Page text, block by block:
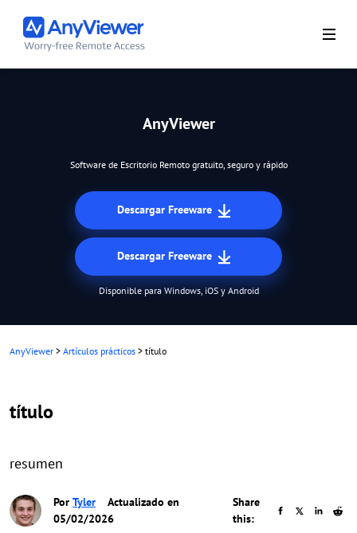
AnyViewer
Software de Escritorio Remoto gratuito, seguro y rápido
Descargar Freeware
Descargar Freeware
Disponible para Windows, iOS y Android
AnyViewer > Artículos prácticos > título
título
resumen
Por Tyler
Actualizado en
05/02/2026
Share
this: